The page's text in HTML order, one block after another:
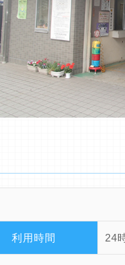
利用時間 24